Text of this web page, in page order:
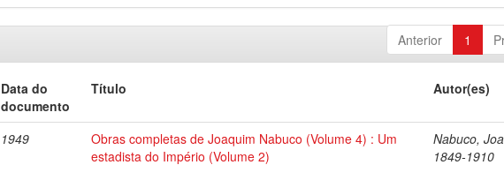
Anterior 1
Data do
documento
Título Autor(es)
1949
Obras completas de Joaquim Nabuco (Volume 4) : Um
estadista do Império (Volume 2)
Nabuco,
1849-1910